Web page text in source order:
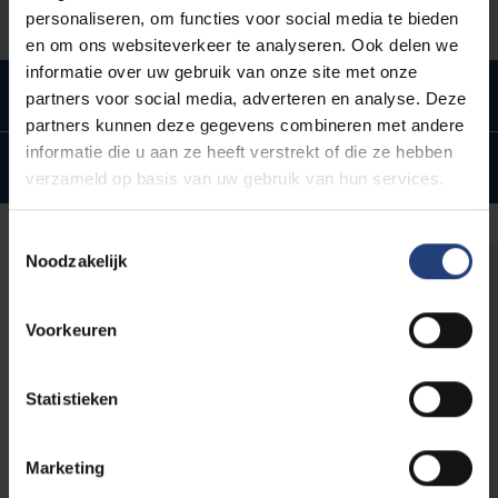
personaliseren, om functies voor social media te bieden
en om ons websiteverkeer te analyseren. Ook delen we
informatie over uw gebruik van onze site met onze
partners voor social media, adverteren en analyse. Deze
partners kunnen deze gegevens combineren met andere
informatie die u aan ze heeft verstrekt of die ze hebben
verzameld op basis van uw gebruik van hun services.
Noodzakelijk
Voorkeuren
Statistieken
Marketing
Waarom deze opleiding?
“Creativiteit is voor mij belangrijk. Deze passie
ingenieurswetenschappen sprak me daarom
studeren kan afwisselen met ontwerpen.
Tijdens onze uitstappen en werfbezoeken zie